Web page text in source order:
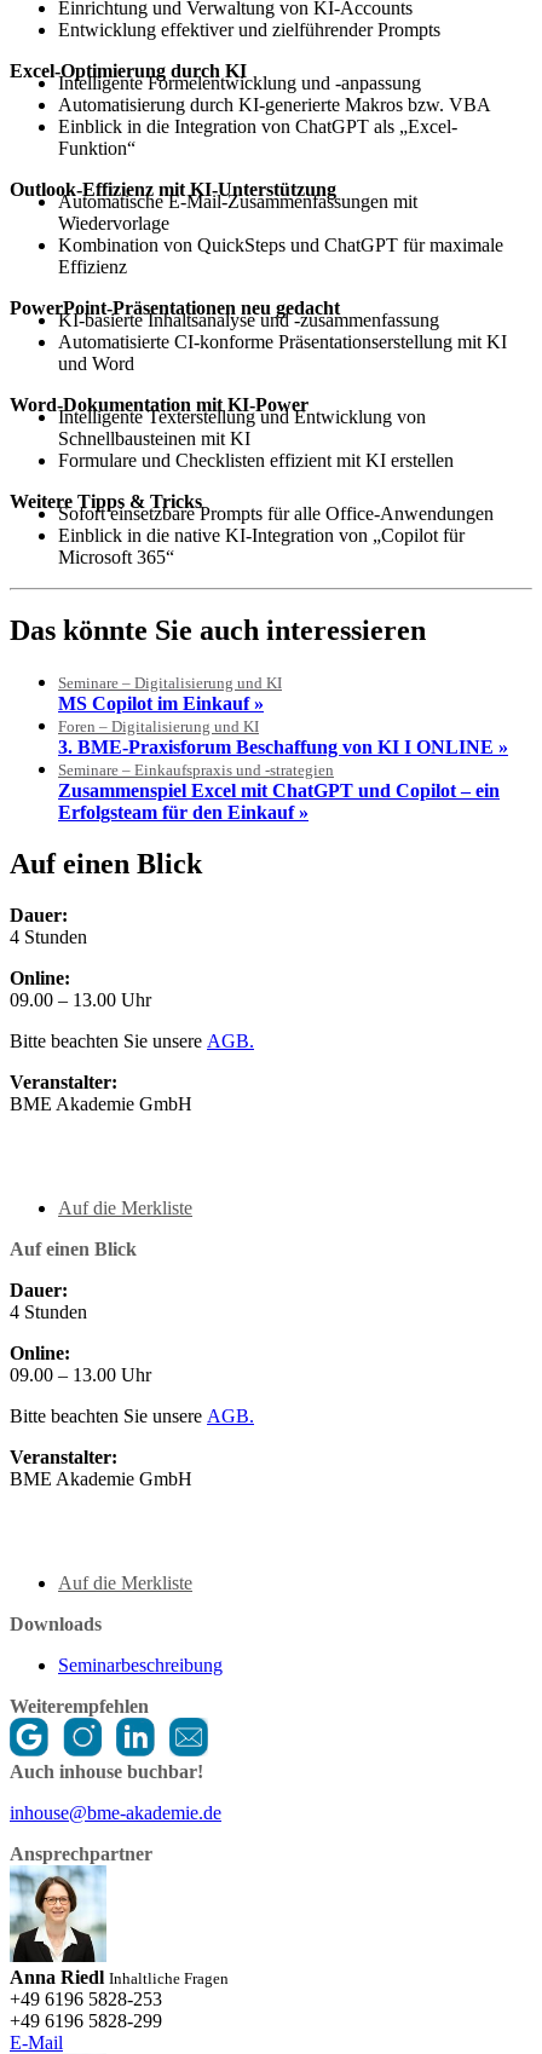
Einrichtung und Verwaltung von KI-Accounts
Entwicklung effektiver und zielführender Prompts
Excel-Optimierung durch KI
Intelligente Formelentwicklung und -anpassung
Automatisierung durch KI-generierte Makros bzw. VBA
Einblick in die Integration von ChatGPT als „Excel-
Funktion“
Outlook-Effizienz mit KI-Unterstützung
Automatische E-Mail-Zusammenfassungen mit
Wiedervorlage
Kombination von QuickSteps und ChatGPT für maximale
Effizienz
PowerPoint-Präsentationen neu gedacht
KI-basierte Inhaltsanalyse und -zusammenfassung
Automatisierte CI-konforme Präsentationserstellung mit KI
und Word
Word-Dokumentation mit KI-Power
Intelligente Texterstellung und Entwicklung von
Schnellbausteinen mit KI
Formulare und Checklisten effizient mit KI erstellen
Weitere Tipps & Tricks
Sofort einsetzbare Prompts für alle Office-Anwendungen
Einblick in die native KI-Integration von „Copilot für
Microsoft 365“
Das könnte Sie auch interessieren
Seminare – Digitalisierung und KI
MS Copilot im Einkauf »
Foren – Digitalisierung und KI
3. BME-Praxisforum Beschaffung von KI I ONLINE »
Seminare – Einkaufspraxis und -strategien
Zusammenspiel Excel mit ChatGPT und Copilot – ein
Erfolgsteam für den Einkauf »
Auf einen Blick
Dauer:
4 Stunden
Online:
09.00 – 13.00 Uhr
Bitte beachten Sie unsere AGB.
Veranstalter:
BME Akademie GmbH
Auf die Merkliste
Auf einen Blick
Dauer:
4 Stunden
Online:
09.00 – 13.00 Uhr
Bitte beachten Sie unsere AGB.
Veranstalter:
BME Akademie GmbH
Auf die Merkliste
Downloads
Seminarbeschreibung
Weiterempfehlen
Auch inhouse buchbar!
inhouse@bme-akademie.de
Ansprechpartner
Anna Riedl Inhaltliche Fragen
+49 6196 5828-253
+49 6196 5828-299
E-Mail